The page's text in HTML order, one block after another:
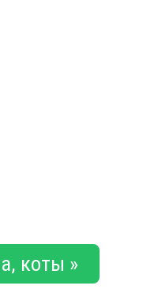
коты »